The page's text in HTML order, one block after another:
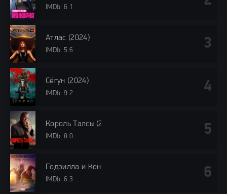
IMDb: 6.1
Атлас (2024)
IMDb: 5.6
Сёгун (2024)
IMDb: 9.2
Король Талсы (2024)
IMDb: 8.0
Годзилла и Конг: Новая империя (2024)
IMDb: 6.3